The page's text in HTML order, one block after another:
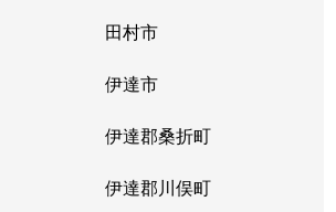
田村市
伊達市
伊達郡桑折町
伊達郡川俣町